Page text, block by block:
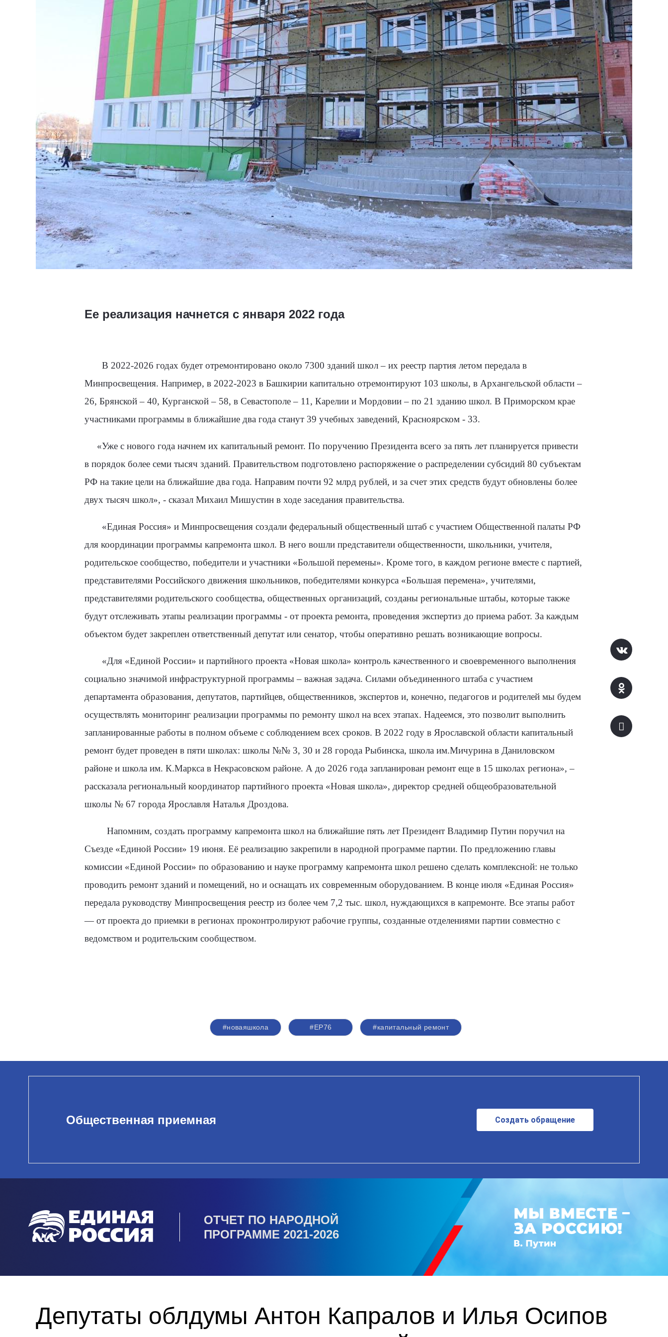
Ее реализация начнется с января 2022 года
В 2022-2026 годах будет отремонтировано около 7300 зданий школ – их реестр партия летом передала в
Минпросвещения. Например, в 2022-2023 в Башкирии капитально отремонтируют 103 школы, в Архангельской области –
26, Брянской – 40, Курганской – 58, в Севастополе – 11, Карелии и Мордовии – по 21 зданию школ. В Приморском крае
участниками программы в ближайшие два года станут 39 учебных заведений, Красноярском - 33.
«Уже с нового года начнем их капитальный ремонт. По поручению Президента всего за пять лет планируется привести
в порядок более семи тысяч зданий. Правительством подготовлено распоряжение о распределении субсидий 80 субъектам
РФ на такие цели на ближайшие два года. Направим почти 92 млрд рублей, и за счет этих средств будут обновлены более
двух тысяч школ», - сказал Михаил Мишустин в ходе заседания правительства.
«Единая Россия» и Минпросвещения создали федеральный общественный штаб с участием Общественной палаты РФ
для координации программы капремонта школ. В него вошли представители общественности, школьники, учителя,
родительское сообщество, победители и участники «Большой перемены». Кроме того, в каждом регионе вместе с партией,
представителями Российского движения школьников, победителями конкурса «Большая перемена», учителями,
представителями родительского сообщества, общественных организаций, созданы региональные штабы, которые также
будут отслеживать этапы реализации программы - от проекта ремонта, проведения экспертиз до приема работ. За каждым
объектом будет закреплен ответственный депутат или сенатор, чтобы оперативно решать возникающие вопросы.
«Для «Единой России» и партийного проекта «Новая школа» контроль качественного и своевременного выполнения
социально значимой инфраструктурной программы – важная задача. Силами объединенного штаба с участием
департамента образования, депутатов, партийцев, общественников, экспертов и, конечно, педагогов и родителей мы будем
осуществлять мониторинг реализации программы по ремонту школ на всех этапах. Надеемся, это позволит выполнить
запланированные работы в полном объеме с соблюдением всех сроков. В 2022 году в Ярославской области капитальный
ремонт будет проведен в пяти школах: школы №№ 3, 30 и 28 города Рыбинска, школа им.Мичурина в Даниловском
районе и школа им. К.Маркса в Некрасовском районе. А до 2026 года запланирован ремонт еще в 15 школах региона», –
рассказала региональный координатор партийного проекта «Новая школа», директор средней общеобразовательной
школы № 67 города Ярославля Наталья Дроздова.
Напомним, создать программу капремонта школ на ближайшие пять лет Президент Владимир Путин поручил на
Съезде «Единой России» 19 июня. Её реализацию закрепили в народной программе партии. По предложению главы
комиссии «Единой России» по образованию и науке программу капремонта школ решено сделать комплексной: не только
проводить ремонт зданий и помещений, но и оснащать их современным оборудованием. В конце июля «Единая Россия»
передала руководству Минпросвещения реестр из более чем 7,2 тыс. школ, нуждающихся в капремонте. Все этапы работ
— от проекта до приемки в регионах проконтролируют рабочие группы, созданные отделениями партии совместно с
ведомством и родительским сообществом.
#новаяшкола #ЕР76 #капитальный ремонт
Общественная приемная Создать обращение
ОТЧЕТ ПО НАРОДНОЙ
ПРОГРАММЕ 2021-2026
Депутаты облдумы Антон Капралов и Илья Осипов